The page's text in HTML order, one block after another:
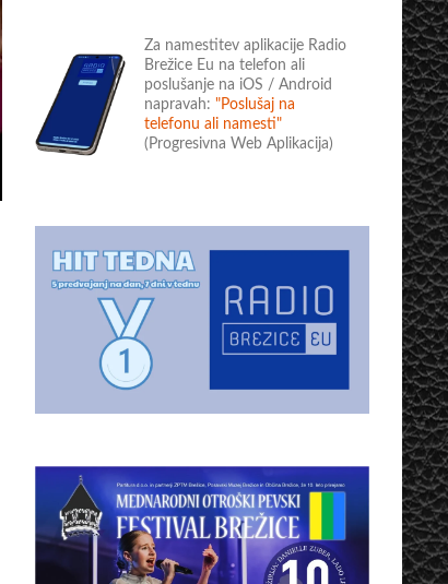
Za namestitev aplikacije Radio
Brežice Eu na telefon ali
poslušanje na iOS / Android
napravah: "Poslušaj na
telefonu ali namesti"
(Progresivna Web Aplikacija)